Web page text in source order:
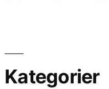
Kategorier